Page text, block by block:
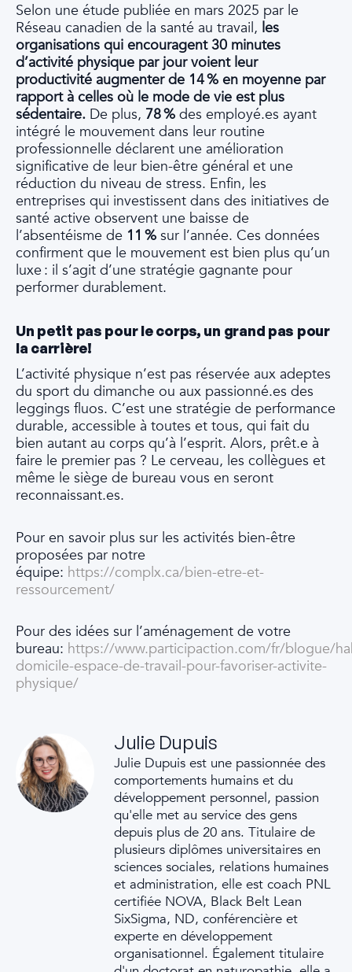
Selon une étude publiée en mars 2025 par le
Réseau canadien de la santé au travail, les
organisations qui encouragent 30 minutes
d’activité physique par jour voient leur
productivité augmenter de 14 % en moyenne par
rapport à celles où le mode de vie est plus
sédentaire. De plus, 78 % des employé.es ayant
intégré le mouvement dans leur routine
professionnelle déclarent une amélioration
significative de leur bien-être général et une
réduction du niveau de stress. Enfin, les
entreprises qui investissent dans des initiatives de
santé active observent une baisse de
l’absentéisme de 11 % sur l’année. Ces données
confirment que le mouvement est bien plus qu’un
luxe : il s’agit d’une stratégie gagnante pour
performer durablement.
Un petit pas pour le corps, un grand pas pour
la carrière!
L’activité physique n’est pas réservée aux adeptes
du sport du dimanche ou aux passionné.es des
leggings fluos. C’est une stratégie de performance
durable, accessible à toutes et tous, qui fait du
bien autant au corps qu’à l’esprit. Alors, prêt.e à
faire le premier pas ? Le cerveau, les collègues et
même le siège de bureau vous en seront
reconnaissant.es.
Pour en savoir plus sur les activités bien-être
proposées par notre
équipe: https://complx.ca/bien-etre-et-
ressourcement/
Pour des idées sur l’aménagement de votre
bureau: https://www.participaction.com/fr/blogue/
domicile-espace-de-travail-pour-favoriser-activite-
physique/
Julie Dupuis
Julie Dupuis est une passionnée des
comportements humains et du
développement personnel, passion
qu'elle met au service des gens
depuis plus de 20 ans. Titulaire de
plusieurs diplômes universitaires en
sciences sociales, relations humaines
et administration, elle est coach PNL
certifiée NOVA, Black Belt Lean
SixSigma, ND, conférencière et
experte en développement
organisationnel. Également titulaire